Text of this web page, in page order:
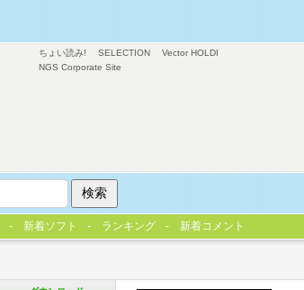
ちょい読み! SELECTION
Vector HOLDI
NGS Corporate Site
新着ソフト ランキング 新着コメント